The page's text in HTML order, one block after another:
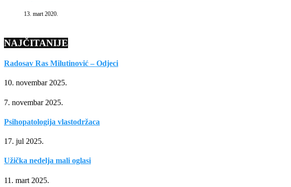
13. mart 2020.
NAJČITANIJE
Radosav Ras Milutinović – Odjeci
10. novembar 2025.
7. novembar 2025.
Psihopatologija vlastodržaca
17. jul 2025.
Užička nedelja mali oglasi
11. mart 2025.